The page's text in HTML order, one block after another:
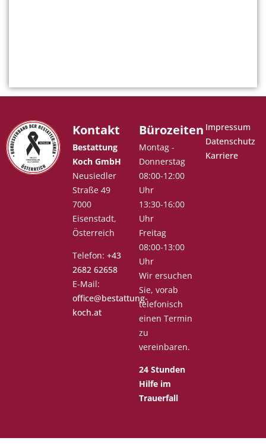
Kontakt
Bestattung
Koch GmbH
Neusiedler
Straße 49
7000
Eisenstadt,
Österreich
Telefon: +43
2682 62658
E-Mail:
office@bestattung-
koch.at
Bürozeiten
Montag -
Donnerstag
08:00-12:00
Uhr
13:30-16:00
Uhr
Freitag
08:00-13:00
Uhr
Wir ersuchen
Sie, vorab
telefonisch
einen Termin
zu
vereinbaren.
24 Stunden
Hilfe im
Trauerfall
Impressum
Datenschutz
Karriere